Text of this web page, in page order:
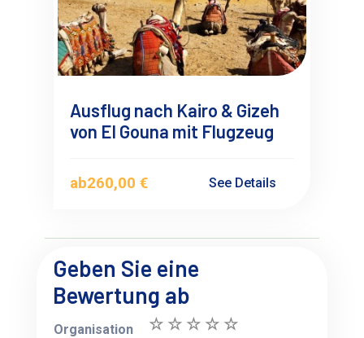
Ausflug nach Kairo & Gizeh
von El Gouna mit Flugzeug
ab260,00 € See Details
Geben Sie eine
Bewertung ab
Organisation